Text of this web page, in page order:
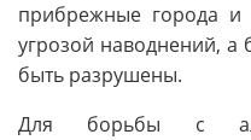
прибрежные города и
угрозой наводнений, а
быть разрушены.
Для борьбы с